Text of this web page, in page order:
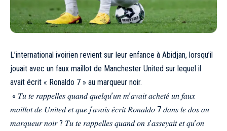
L’international ivoirien revient sur leur enfance à Abidjan, lorsqu’il
jouait avec un faux maillot de Manchester United sur lequel il
avait écrit « Ronaldo 7 » au marqueur noir.
« 𝑇𝑢 𝑡𝑒 𝑟𝑎𝑝𝑝𝑒𝑙𝑙𝑒𝑠 𝑞𝑢𝑎𝑛𝑑 𝑞𝑢𝑒𝑙𝑞𝑢’𝑢𝑛 𝑚’𝑎𝑣𝑎𝑖𝑡 𝑎𝑐ℎ𝑒𝑡𝑒́ 𝑢𝑛 𝑓𝑎𝑢𝑥
𝑚𝑎𝑖𝑙𝑙𝑜𝑡 𝑑𝑒 𝑈𝑛𝑖𝑡𝑒𝑑 𝑒𝑡 𝑞𝑢𝑒 𝑗’𝑎𝑣𝑎𝑖𝑠 𝑒́𝑐𝑟𝑖𝑡 𝑅𝑜𝑛𝑎𝑙𝑑𝑜 7 𝑑𝑎𝑛𝑠 𝑙𝑒 𝑑𝑜𝑠 𝑎𝑢
𝑚𝑎𝑟𝑞𝑢𝑒𝑢𝑟 𝑛𝑜𝑖𝑟 ? 𝑇𝑢 𝑡𝑒 𝑟𝑎𝑝𝑝𝑒𝑙𝑙𝑒𝑠 𝑞𝑢𝑎𝑛𝑑 𝑜𝑛 𝑠’𝑎𝑠𝑠𝑒𝑦𝑎𝑖𝑡 𝑒𝑡 𝑞𝑢’𝑜𝑛